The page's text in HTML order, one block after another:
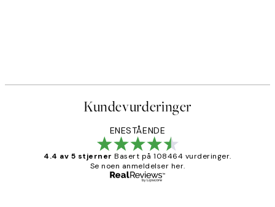
Kundevurderinger
ENESTÅENDE
4.4 av 5 stjerner Basert på 108464 vurderinger.
Se noen anmeldelser her.